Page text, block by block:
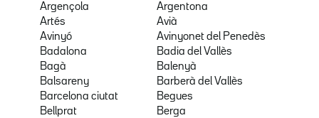
Argençola
Argentona
Artés
Avià
Avinyó
Avinyonet del Penedès
Badalona
Badia del Vallès
Bagà
Balenyà
Balsareny
Barberà del Vallès
Barcelona ciutat
Begues
Bellprat
Berga